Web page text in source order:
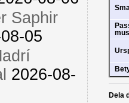
Saphir
05
2026-08-
Dela